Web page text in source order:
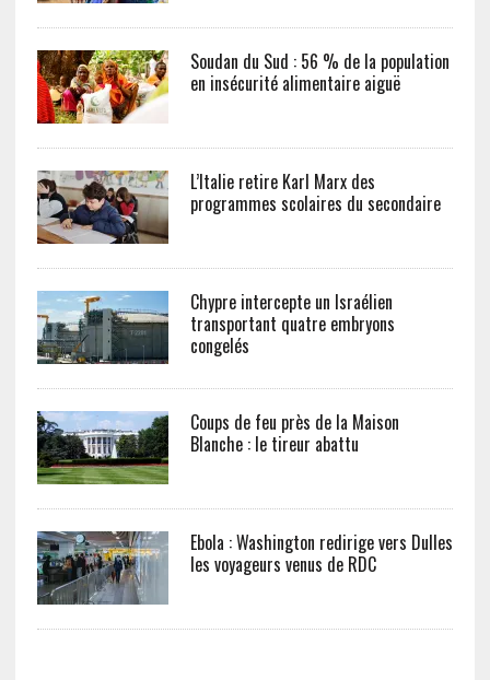
Soudan du Sud : 56 % de la population
en insécurité alimentaire aiguë
L’Italie retire Karl Marx des
programmes scolaires du secondaire
Chypre intercepte un Israélien
transportant quatre embryons
congelés
Coups de feu près de la Maison
Blanche : le tireur abattu
Ebola : Washington redirige vers Dulles
les voyageurs venus de RDC